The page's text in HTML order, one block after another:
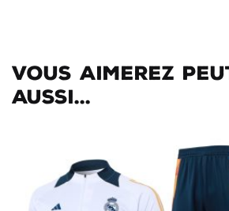
Vous aimerez
aussi...